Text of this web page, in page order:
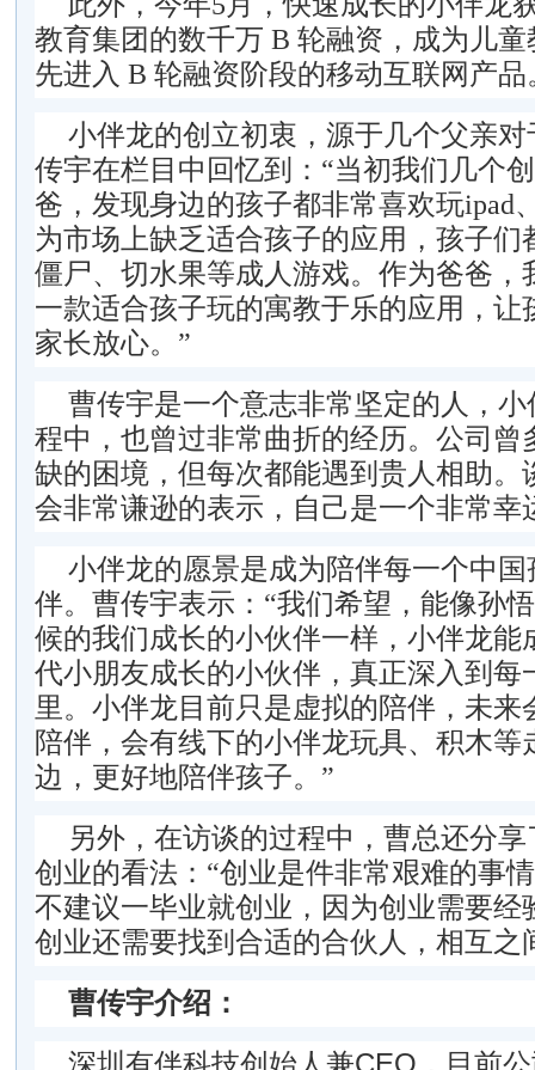
教育集团的数千万 B 轮融资，成为儿
先进入 B 轮融资阶段的移动互联网产品
小伴龙的创立初衷，源于几个父亲
传宇在栏目中回忆到：“当初我们几个
爸，发现身边的孩子都非常喜欢玩ipad
为市场上缺乏适合孩子的应用，孩子们
僵尸、切水果等成人游戏。作为爸爸，
一款适合孩子玩的寓教于乐的应用，让
家长放心。”
曹传宇是一个意志非常坚定的人，
程中，也曾过非常曲折的经历。公司曾
缺的困境，但每次都能遇到贵人相助。
会非常谦逊的表示，自己是一个非常幸
小伴龙的愿景是成为陪伴每一个中
伴。曹传宇表示：“我们希望，能像孙
候的我们成长的小伙伴一样，小伴龙能
代小朋友成长的小伙伴，真正深入到每
里。小伴龙目前只是虚拟的陪伴，未来
陪伴，会有线下的小伴龙玩具、积木等
边，更好地陪伴孩子。”
另外，在访谈的过程中，曹总还分
创业的看法：“创业是件非常艰难的事
不建议一毕业就创业，因为创业需要经
创业还需要找到合适的合伙人，相互之
曹传宇介绍：